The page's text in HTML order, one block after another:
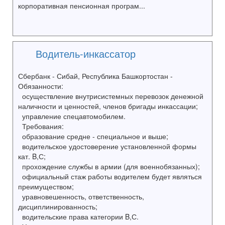
корпоративная пенсионная програм...
Водитель-инкассатор
Сбербанк - Сибай, Республика Башкортостан -
Обязанности:
осуществление внутрисистемных перевозок денежной
наличности и ценностей, членов бригады инкассации;
управление спецавтомобилем.
Требования:
образование средне - специальное и выше;
водительское удостоверение установленной формы
кат. B,С;
прохождение службы в армии (для военнобязанных);
официальный стаж работы водителем будет являться
преимуществом;
уравновешенность, ответственность,
дисциплинированность;
водительские права категории B,С.